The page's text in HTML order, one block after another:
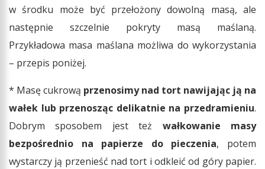
w środku może być przełożony dowolną masą, ale
następnie szczelnie pokryty masą maślaną.
Przykładowa masa maślana możliwa do wykorzystania
– przepis poniżej.
* Masę cukrową przenosimy nad tort nawijając ją na
wałek lub przenosząc delikatnie na przedramieniu.
Dobrym sposobem jest też wałkowanie masy
bezpośrednio na papierze do pieczenia, potem
wystarczy ją przenieść nad tort i odkleić od góry papier.